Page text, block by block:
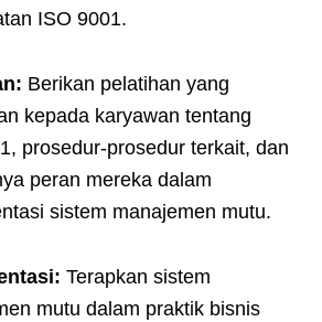
ISO 9001.
Berikan pelatihan yang
kepada karyawan tentang
prosedur-prosedur terkait, dan
peran mereka dalam
sistem manajemen mutu.
Terapkan sistem
mutu dalam praktik bisnis